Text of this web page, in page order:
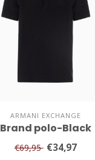
ARMANI EXCHANGE
Brand polo-Black
€69,95 €34,97